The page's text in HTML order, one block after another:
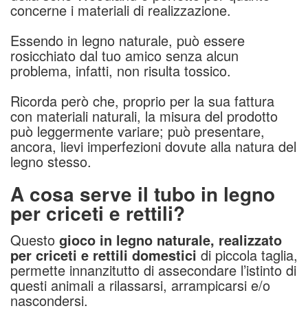
concerne i materiali di realizzazione.
Essendo in legno naturale, può essere
rosicchiato dal tuo amico senza alcun
problema, infatti, non risulta tossico.
Ricorda però che, proprio per la sua fattura
con materiali naturali, la misura del prodotto
può leggermente variare; può presentare,
ancora, lievi imperfezioni dovute alla natura del
legno stesso.
A cosa serve il tubo in legno
per criceti e rettili?
Questo gioco in legno naturale, realizzato
per criceti e rettili domestici di piccola taglia,
permette innanzitutto di assecondare l’istinto di
questi animali a rilassarsi, arrampicarsi e/o
nascondersi.